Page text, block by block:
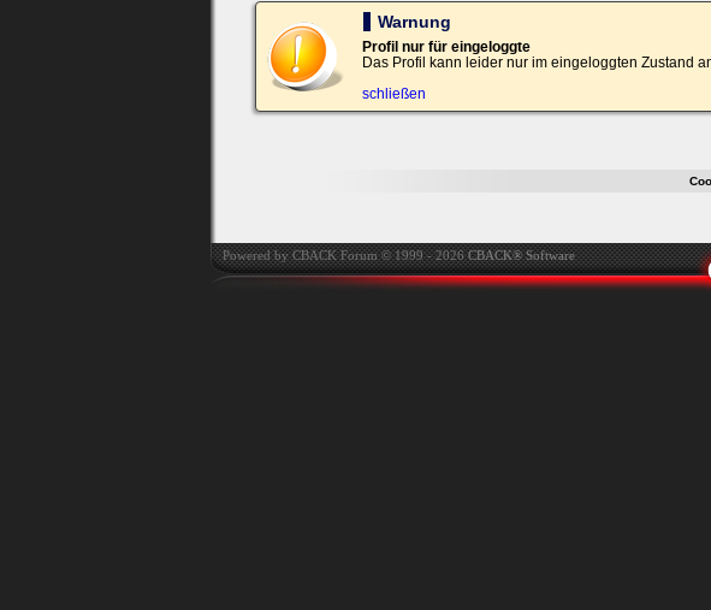
Bei jedem Besuch
automatisch einloggen.
Warnung
Profil nur für eingeloggte
Das Profil kann leider nur im eingeloggten Zustand
schließen
Powered by CBACK Forum © 1999 - 2026CBACK® Software